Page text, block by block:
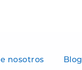
nosotros Blog